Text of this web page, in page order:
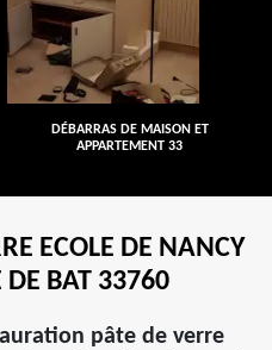
DÉBARRAS DE MAISON ET
APPARTEMENT 33
ECOLE DE NANCY
DE BAT 33760
pâte de verre